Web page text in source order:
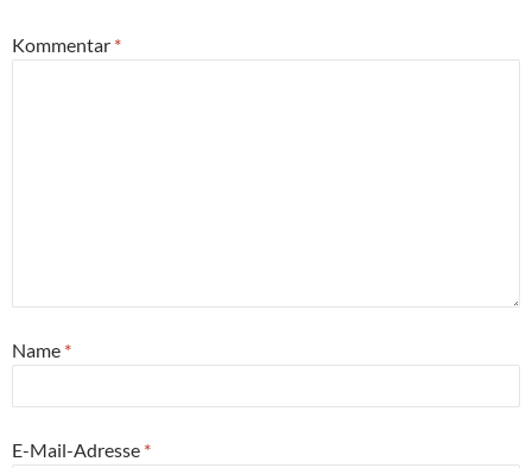
Kommentar *
Name *
E-Mail-Adresse *